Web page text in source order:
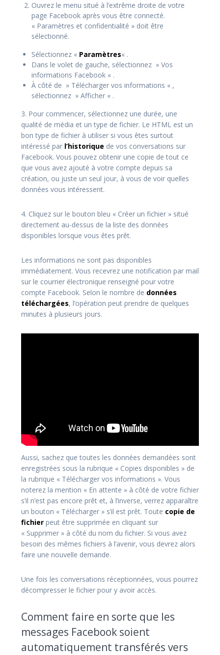
Ouvrez le menu situé à l’extrême droite de votre
page Facebook après vous être connecté.
« Paramètres et confidentialité » doit être
sélectionné.
Sélectionnez « Paramètres« .
Dans le volet de gauche, sélectionnez » Vos
informations Facebook « .
À côté de » Télécharger vos informations « ,
sélectionnez » Afficher « .
3. Pour commencer, sélectionnez une durée, une
qualité de média et un type de fichier. Le HTML est un
bon type de fichier à utiliser si vous êtes surtout
intéressé par l’historique de vos conversations sur
Facebook. Vous pouvez obtenir une copie de tout ce
que vous avez ajouté à votre compte depuis sa
création, ou juste un seul jour, à vous de voir quelles
données vous intéressent.
4. Cliquez sur le bouton bleu « Créer un fichier » situé
directement au-dessus de la liste des données
disponibles lorsque vous êtes prêt.
Les informations ne sont pas disponibles
immédiatement. Vous recevrez une notification par mail
sur le courrier électronique renseigné pour votre
compte Facebook. Selon le nombre de données
téléchargées, l’opération peut prendre de quelques
minutes à plusieurs jours.
Aussi, sachez que toutes les données demandées sont
enregistrées sous la rubrique « Copies disponibles » de
la rubrique « Télécharger vos informations ». Vous
noterez la mention « En attente » à côté de votre fichier
s’il n’est pas encore prêt et, à l’inverse, verrez apparaître
un bouton « Télécharger » s’il est prêt. Toute copie de
fichier peut être supprimée en cliquant sur
« Supprimer » à côté du nom du fichier. Si vous avez
besoin des mêmes fichiers à l’avenir, vous devrez alors
faire une nouvelle demande.
Une fois les conversations réceptionnées, vous pourrez
décompresser le fichier pour y avoir accès.
Comment faire en sorte que les
messages Facebook soient
automatiquement transférés vers